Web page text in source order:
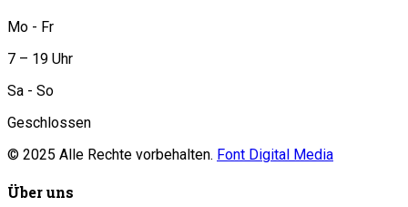
Mo - Fr
7 – 19 Uhr
Sa - So
Geschlossen
© 2025 Alle Rechte vorbehalten. Font Digital Media
Über uns